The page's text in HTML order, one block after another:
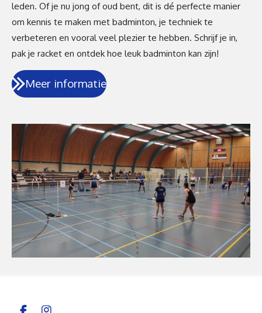
leden. Of je nu jong of oud bent, dit is dé perfecte manier
om kennis te maken met badminton, je techniek te
verbeteren en vooral veel plezier te hebben. Schrijf je in,
pak je racket en ontdek hoe leuk badminton kan zijn!
Meer informatie